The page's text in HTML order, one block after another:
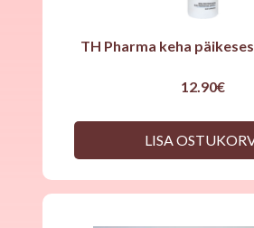
TH Pharma keha
12.90€
LISA